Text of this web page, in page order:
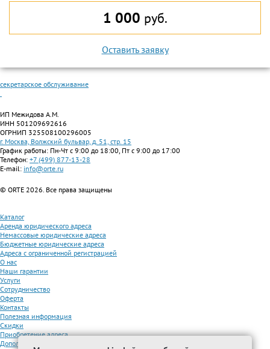
1 000 руб.
Оставить заявку
секретарское обслуживание
ИП Межидова А.М.
ИНН 501209692616
ОГРНИП 325508100296005
г. Москва, Волжский бульвар, д. 51, стр. 15
График работы: Пн-Чт с 9:00 до 18:00, Пт с 9:00 до 17:00
Телефон: +7 (499) 877-13-28
E-mail: info@orte.ru
© ORTE 2026. Все права защищены
Каталог
Аренда юридического адреса
Немассовые юридические адреса
Бюджетные юридические адреса
Адреса с ограниченной регистрацией
О нас
Наши гарантии
Услуги
Сотрудничество
Оферта
Контакты
Полезная информация
Скидки
Приобретение адреса
Дополнительные услуги